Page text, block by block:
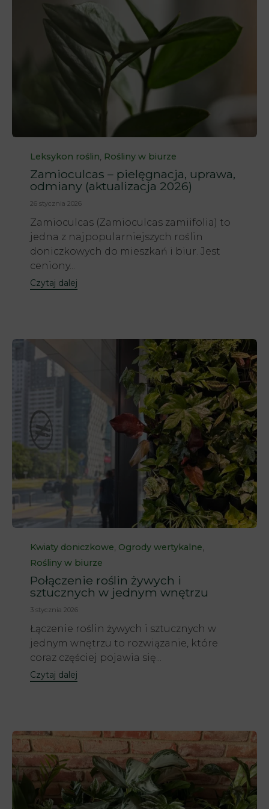
Category
Leksykon roślin, Rośliny w biurze
Zamioculcas – pielęgnacja, uprawa,
odmiany (aktualizacja 2026)
26 stycznia 2026
Zamioculcas (Zamioculcas zamiifolia) to
jedna z najpopularniejszych roślin
doniczkowych do mieszkań i biur. Jest
ceniony...
Czytaj dalej
Category
Kwiaty doniczkowe, Ogrody wertykalne,
Rośliny w biurze
Połączenie roślin żywych i
sztucznych w jednym wnętrzu
3 stycznia 2026
Łączenie roślin żywych i sztucznych w
jednym wnętrzu to rozwiązanie, które
coraz częściej pojawia się...
Czytaj dalej